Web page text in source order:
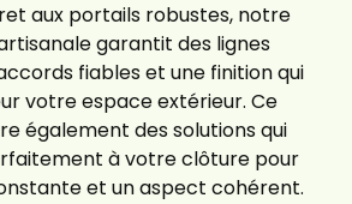
aux portails robustes, notre
garantit des lignes
fiables et une finition qui
votre espace extérieur. Ce
également des solutions qui
à votre clôture pour
et un aspect cohérent.